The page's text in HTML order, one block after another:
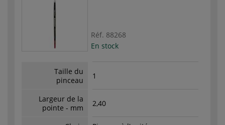
Réf. 88268
En stock
Taille du
pinceau
1
Largeur de la
pointe - mm
2,40